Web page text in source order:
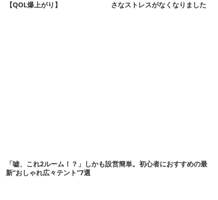
【QOL爆上がり】
さなストレスがなくなりました
「嘘、これ2ルーム！？」しかも設営簡単。初心者におすすめの最
新“おしゃれ広々テント”7選